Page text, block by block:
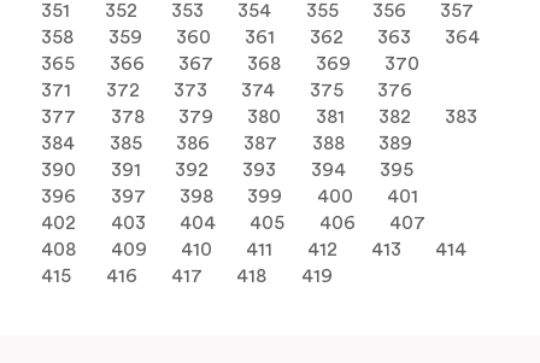
351
352 353 354 355 356
357
358
359 360 361 362 363
364
365
366 367 368 369
370
371
372 373 374 375
376
377
378 379 380 381 382
383
384
385 386 387 388
389
390
391 392 393 394
395
396
397 398 399 400
401
402
403 404 405 406
407
408
409 410 411 412 413
414
415
416 417 418 419